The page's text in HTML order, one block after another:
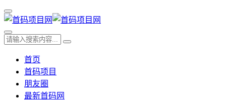
首页
首码项目
朋友圈
最新首码网